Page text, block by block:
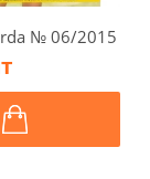
№ 06/2015